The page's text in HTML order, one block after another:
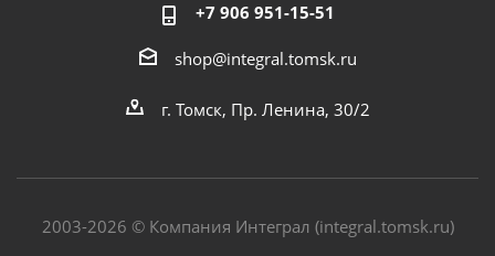
+7 906 951-15-51
shop@integral.tomsk.ru
г. Томск, Пр. Ленина, 30/2
2003-2026 © Компания Интеграл (integral.tomsk.ru)